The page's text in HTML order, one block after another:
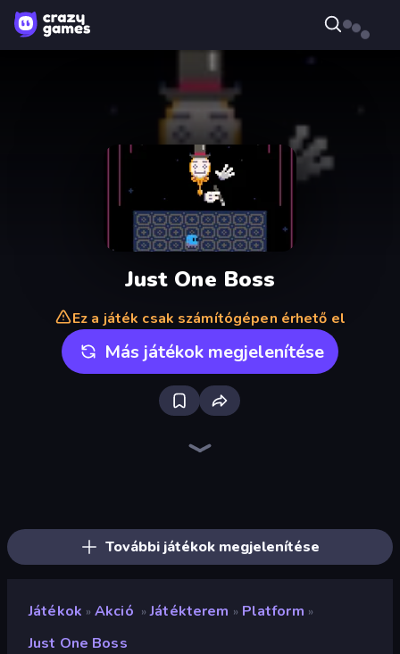
Just One Boss
Ez a játék csak számítógépen érhető el
Más játékok megjelenítése
További játékok megjelenítése
Játékok » Akció » Játékterem » Platform »
Just One Boss